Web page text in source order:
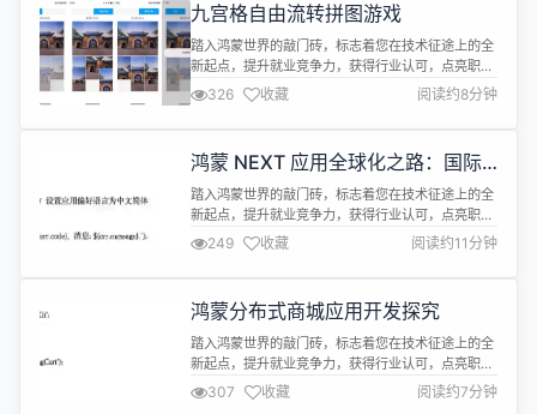
九宫格自由流转拼图游戏
踏入鸿蒙世界的敲门砖，标志着您在技术征途上的全
新起点，提升就业竞争力，获得行业认可，点亮职业
成长先机，快人一步抢占未来应用开发赛道！
https://developer.huawei.com/consumer/cn/training/
cert-detail/101666948302721398?
326 收藏 阅读约8分钟
鸿蒙 NEXT 应用全球化之路：国际
化与本地化
踏入鸿蒙世界的敲门砖，标志着您在技术征途上的全
新起点，提升就业竞争力，获得行业认可，点亮职业
成长先机，快人一步抢占未来应用开发赛道！
https://developer.huawei.com/consumer/cn/training/
cert-detail/101666948302721398?
249 收藏 阅读约11分钟
鸿蒙分布式商城应用开发探究
踏入鸿蒙世界的敲门砖，标志着您在技术征途上的全
新起点，提升就业竞争力，获得行业认可，点亮职业
成长先机，快人一步抢占未来应用开发赛道！
https://developer.huawei.com/consumer/cn/training/
307 收藏 阅读约7分钟